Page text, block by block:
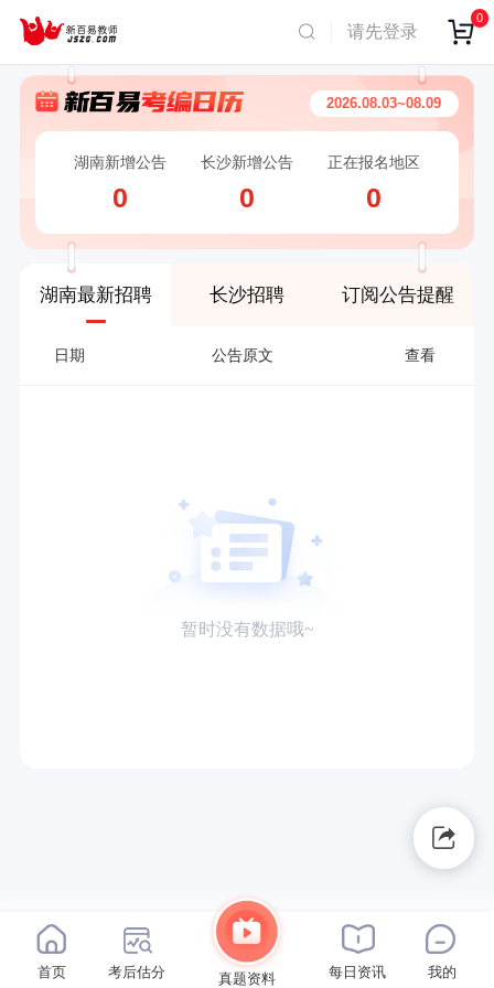
请先登录
0
2026.08.03~08.09
湖南新增公告
0
长沙新增公告
0
正在报名地区
0
湖南最新招聘 长沙招聘 订阅公告提醒
日期 公告原文 查看
暂时没有数据哦~
首页 考后估分 真题资料 每日资讯 我的